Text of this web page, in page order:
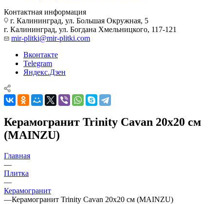
Контактная информация
г. Калининград, ул. Большая Окружная, 5
г. Калининград, ул. Богдана Хмельницкого, 117-121
mir-plitki@mir-plitki.com
Вконтакте
Telegram
Яндекс.Дзен
Керамогранит Trinity Сavan 20x20 см
(MAINZU)
Главная
—
Плитка
—
Керамогранит
—Керамогранит Trinity Сavan 20x20 см (MAINZU)